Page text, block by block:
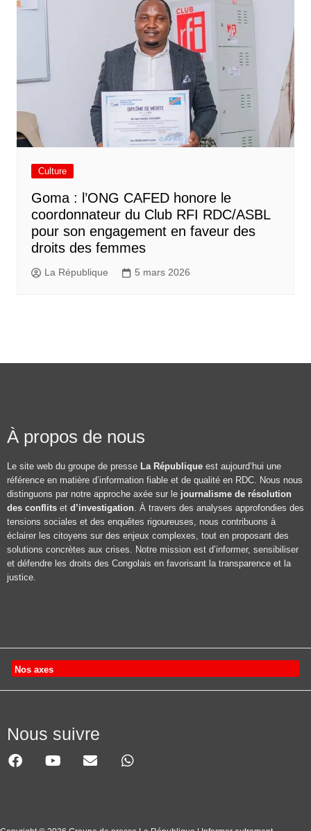
Culture
Goma : l’ONG CAFED honore le
coordonnateur du Club RFI RDC/ASBL
pour son engagement en faveur des
droits des femmes
La République 5 mars 2026
À propos de nous
Le site web du groupe de presse La République est aujourd’hui une
référence en matière d’information fiable et de qualité en RDC. Nous nous
distinguons par notre approche axée sur le journalisme de résolution
des conflits et d’investigation . À travers des analyses approfondies des
tensions sociales et des enquêtes rigoureuses, nous contribuons à
éclairer les citoyens sur des enjeux complexes, tout en proposant des
solutions concrètes aux crises. Notre mission est d’informer, sensibiliser
et défendre les droits des Congolais en favorisant la transparence et la
justice.
Nos axes
Nous suivre